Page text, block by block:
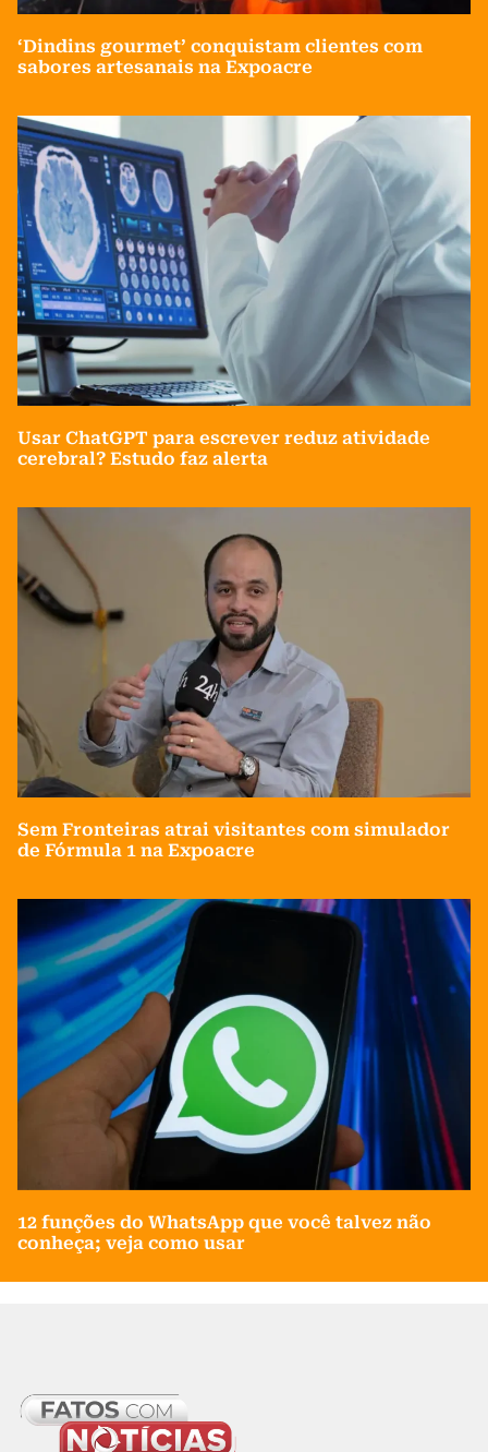
‘Dindins gourmet’ conquistam clientes com
sabores artesanais na Expoacre
Usar ChatGPT para escrever reduz atividade
cerebral? Estudo faz alerta
Sem Fronteiras atrai visitantes com simulador
de Fórmula 1 na Expoacre
12 funções do WhatsApp que você talvez não
conheça; veja como usar